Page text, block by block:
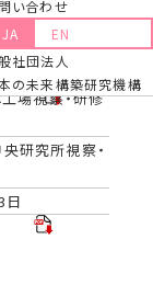
い合わせ
JA
EN
社団法人
の未来構築研究機構
日
日
日
場視察・研修
研究所視察・
日